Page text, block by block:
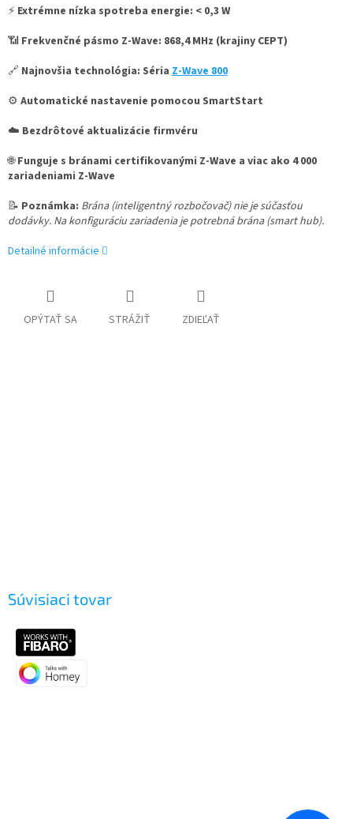
⚡ Extrémne nízka spotreba energie: < 0,3 W
📶 Frekvenčné pásmo Z-Wave: 868,4 MHz (krajiny CEPT)
🔗 Najnovšia technológia: Séria Z-Wave 800
⚙️ Automatické nastavenie pomocou SmartStart
☁️ Bezdrôtové aktualizácie firmvéru
🌐 Funguje s bránami certifikovanými Z-Wave a viac ako 4 000
zariadeniami Z-Wave
📝 Poznámka: Brána (inteligentný rozbočovač) nie je súčasťou
dodávky. Na konfiguráciu zariadenia je potrebná brána (smart hub).
Detailné informácie
OPÝTAŤ SA STRÁŽIŤ ZDIEĽAŤ
Súvisiaci tovar